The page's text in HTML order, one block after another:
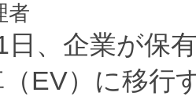
者
日、企業が保
EV）に移行